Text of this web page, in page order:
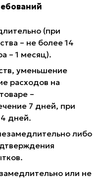
(при
– не более 14
– 1 месяц).
уменьшение
расходов на
–
7 дней, при
дней.
либо
или не